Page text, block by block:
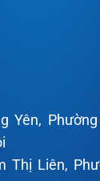
Yên,
Thị Liên,